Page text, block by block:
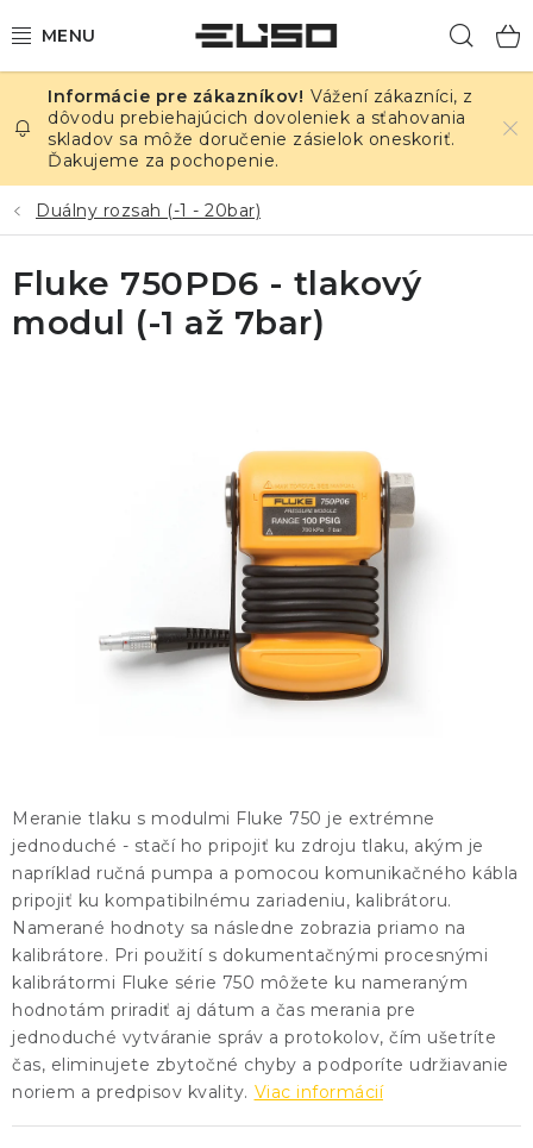
na
ELEKTRINA
TEPLOTA A VLHKOSŤ
TLAK A ÚNIKY
ZÁZNAMNÍKY
Vážení zákazníci, z
dôvodu prebiehajúcich dovoleniek a sťahovania
skladov sa môže doručenie zásielok oneskoriť.
Ďakujeme za pochopenie.
Duálny rozsah (-1 - 20bar)
Meranie tlaku s modulmi Fluke 750 je extrémne
jednoduché - stačí ho pripojiť ku zdroju tlaku, akým je
napríklad ručná pumpa a pomocou komunikačného kábla
pripojiť ku kompatibilnému zariadeniu, kalibrátoru.
Namerané hodnoty sa následne zobrazia priamo na
kalibrátore. Pri použití s dokumentačnými procesnými
kalibrátormi Fluke série 750 môžete ku nameraným
hodnotám priradiť aj dátum a čas merania pre
jednoduché vytváranie správ a protokolov, čím ušetríte
čas, eliminujete zbytočné chyby a podporíte udržiavanie
noriem a predpisov kvality. Viac informácií
Fluke 750PD6 - tlakový
modul (-1 až 7bar)